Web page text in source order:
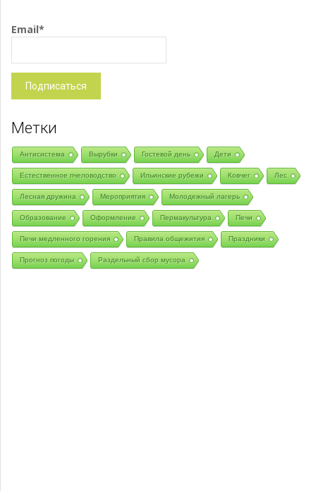
Email*
Метки
Антисистема Вырубки Гостевой день Дети
Естественное пчеловодство Ильинские рубежи Ковчег Лес
Лесная дружина Мероприятия Молодежный лагерь
Образование Оформление Пермакультура Печи
Печи медленного горения Правила общежития Праздники
Прогноз погоды Раздельный сбор мусора